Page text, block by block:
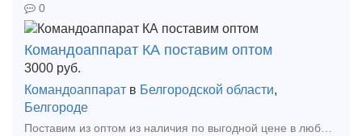
0
Командоаппарат КА поставим оптом
3000 руб.
Командоаппарат в Белгородской области,
Белгороде
Поставим из оптом из наличия по выгодной цене в любой регион России. КА 414 А-1 У2 500В 16А – 13 шт. КА 414 А-1 У2 380В 16А – 4 шт. КА 414 А -2 500В 16А – 7 шт. КА-414 А-3 У2 500В